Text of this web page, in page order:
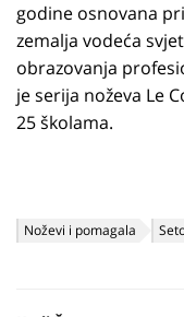
godine osnovana
zemalja vodeća
obrazovanja
je serija noževa Le
25 školama.
Noževi i pomagala